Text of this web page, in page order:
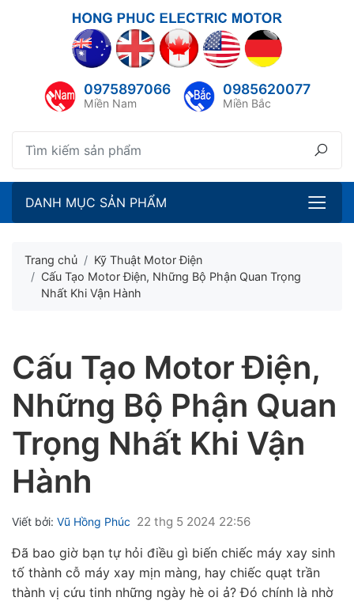
0975897066
Miền Nam
0985620077
Miền Bắc
DANH MỤC SẢN PHẨM
Trang chủ
Kỹ Thuật Motor Điện
Cấu Tạo Motor Điện, Những Bộ Phận Quan Trọng
Nhất Khi Vận Hành
Cấu Tạo Motor Điện,
Những Bộ Phận Quan
Trọng Nhất Khi Vận
Hành
Viết bởi: Vũ Hồng Phúc 22 thg 5 2024 22:56
Đã bao giờ bạn tự hỏi điều gì biến chiếc máy xay sinh
tố thành cỗ máy xay mịn màng, hay chiếc quạt trần
thành vị cứu tinh những ngày hè oi ả? Đó chính là nhờ